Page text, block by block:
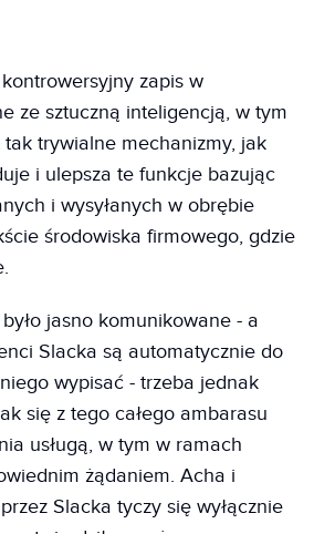
zapis w
ze sztuczną inteligencją, w tym
trywialne mechanizmy, jak
i ulepsza te funkcje bazując
i wysyłanych w obrębie
środowiska firmowego, gdzie
jasno komunikowane - a
Slacka są automatycznie do
wypisać - trzeba jednak
się z tego całego ambarasu
usługą, w tym w ramach
żądaniem. Acha i
Slacka tyczy się wyłącznie